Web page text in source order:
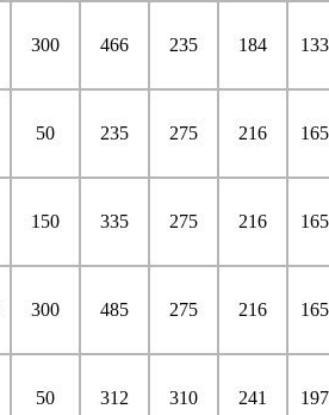
300 466 235 184
50 235 275 216
150 335 275 216
300 485 275 216
50 312 310 241